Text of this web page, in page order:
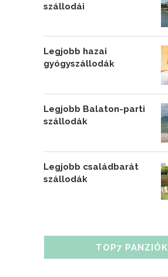
szállodái
Legjobb hazai
gyógyszállodák
Legjobb Balaton-parti
szállodák
Legjobb családbarát
szállodák
TOP7 PANZIÓK